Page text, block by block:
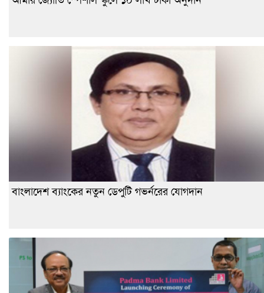
বাংলাদেশ ব্যাংকের নতুন ডেপুটি গভর্নরের যোগদান